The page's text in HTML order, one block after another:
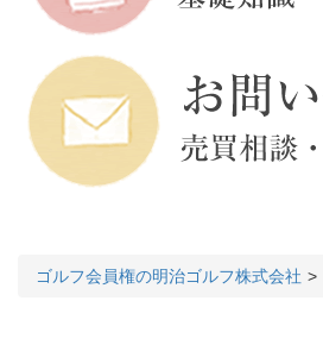
ゴルフ会員権の明治ゴルフ株式会社